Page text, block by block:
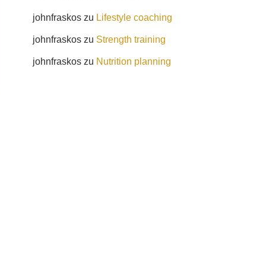
johnfraskos zu Lifestyle coaching
johnfraskos zu Strength training
johnfraskos zu Nutrition planning